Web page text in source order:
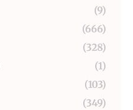
(9)
(666)
(328)
(1)
(103)
(349)